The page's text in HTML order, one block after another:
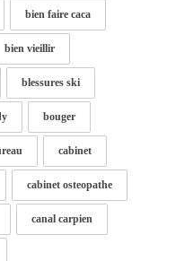
bien faire caca
bien vieillir
blessures ski
bouger
cabinet
cabinet osteopathe
canal carpien